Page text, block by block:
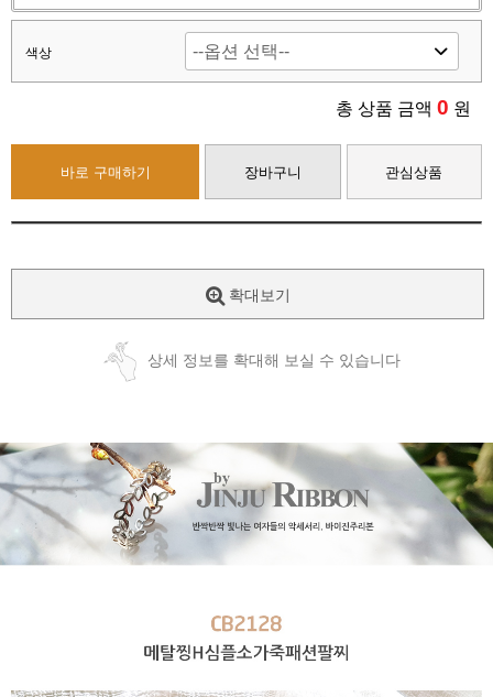
색상
총 상품 금액 0 원
바로 구매하기 장바구니 관심상품
확대보기
상세 정보를 확대해 보실 수 있습니다